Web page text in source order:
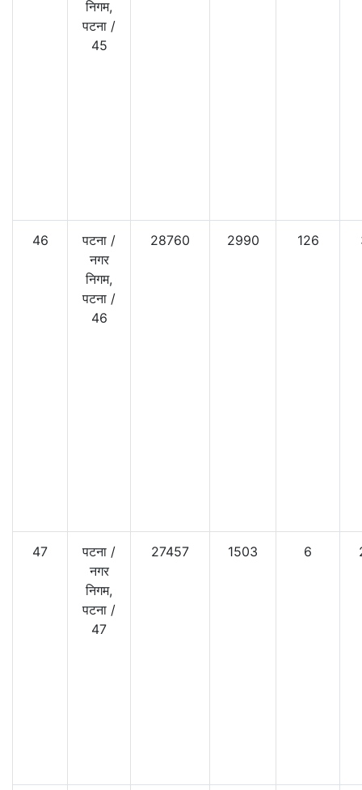
निगम,
पटना /
45
46 पटना /
नगर
निगम,
पटना /
46
28760 2990 126
47 पटना /
नगर
निगम,
पटना /
47
27457 1503 6